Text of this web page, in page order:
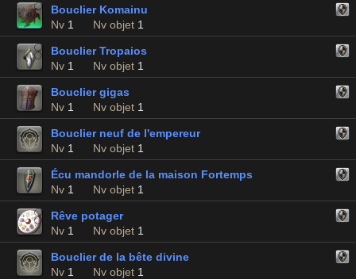
Bouclier Komainu
Nv 1 Nv objet 1
Bouclier Tropaios
Nv 1 Nv objet 1
Bouclier gigas
Nv 1 Nv objet 1
Bouclier neuf de l'empereur
Nv 1 Nv objet 1
Écu mandorle de la maison Fortemps
Nv 1 Nv objet 1
Rêve potager
Nv 1 Nv objet 1
Bouclier de la bête divine
Nv 1 Nv objet 1